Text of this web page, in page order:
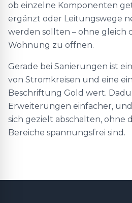
ob einzelne Komponenten
ergänzt oder Leitungswege
werden sollten – ohne gleich
Wohnung zu öffnen.
Gerade bei Sanierungen ist
von Stromkreisen und eine
Beschriftung Gold wert.
Erweiterungen einfacher,
sich gezielt abschalten, ohne
Bereiche spannungsfrei sind.